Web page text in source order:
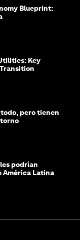
Blueprint:
Key
pero tienen
podrían
América Latina